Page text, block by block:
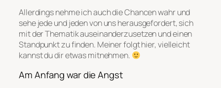
Allerdings nehme ich auch die Chancen wahr und
sehe jede und jeden von uns herausgefordert, sich
mit der Thematik auseinanderzusetzen und einen
Standpunkt zu finden. Meiner folgt hier, vielleicht
kannst du dir etwas mitnehmen.
Am Anfang war die Angst